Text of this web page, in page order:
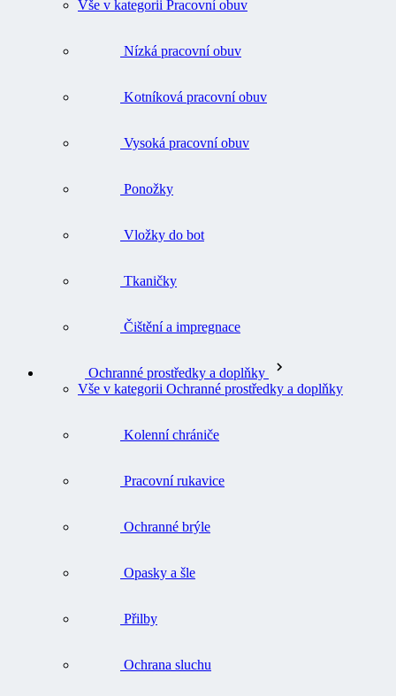
Vše v kategorii Pracovní obuv
Nízká pracovní obuv
Kotníková pracovní obuv
Vysoká pracovní obuv
Ponožky
Vložky do bot
Tkaničky
Čištění a impregnace
Ochranné prostředky a doplňky
Vše v kategorii Ochranné prostředky a doplňky
Kolenní chrániče
Pracovní rukavice
Ochranné brýle
Opasky a šle
Přilby
Ochrana sluchu